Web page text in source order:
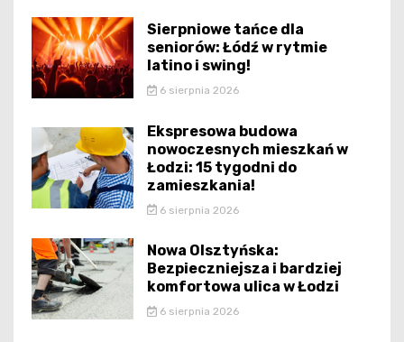
Sierpniowe tańce dla
seniorów: Łódź w rytmie
latino i swing!
6 sierpnia 2026
Ekspresowa budowa
nowoczesnych mieszkań w
Łodzi: 15 tygodni do
zamieszkania!
6 sierpnia 2026
Nowa Olsztyńska:
Bezpieczniejsza i bardziej
komfortowa ulica w Łodzi
6 sierpnia 2026